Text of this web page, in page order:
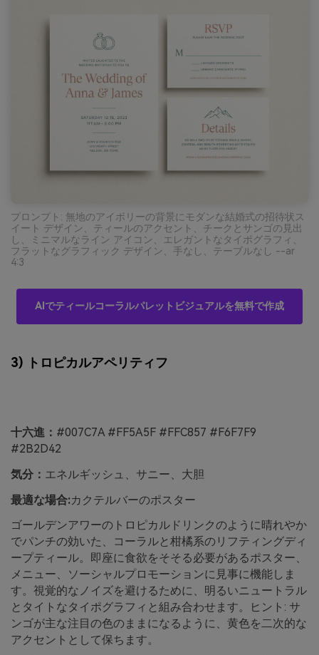
プロンプト: 無地のアイボリーの背景にモダンな結婚式の招待状ス
イート デザイン、ティールのアクセント、チークとサンゴの見出
し、ミニマルなライン アイコン、エレガントなタイポグラフィ、
フラットなグラフィック デザイン、手なし、テーブルなし --ar
4:3
AIでティールコーラルパレットビジュアルを無料で作成
3) トロピカルアペリティフ
十六進： #007C7A #FF5A5F #FFC857 #F6F7F9
#2B2D42
気分： エネルギッシュ、サニー、大胆
最適な場合:カクテルバーのポスター
ゴールデンアワーのトロピカルドリンクのように晴れやか
でパンチの効いた、コーラルと柑橘系のリフティングディ
ープティール。即座に食欲をそそる必要があるポスター、
メニュー、ソーシャルプロモーションに見事に機能しま
す。視覚的なノイズを避けるために、明るいニュートラル
とタイトなタイポグラフィと組み合わせます。ヒント: サ
ンゴが主な注目の色のままになるように、黄色を二次的な
アクセントとして保ちます。